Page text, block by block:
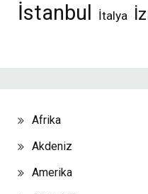
İstanbul İtalya
Afrika
Akdeniz
Amerika